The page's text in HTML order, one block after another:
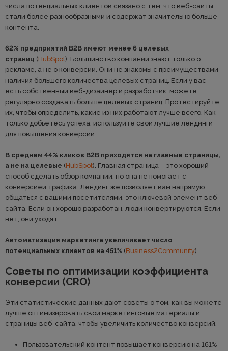
числа потенциальных клиентов связано с тем, что веб-сайты
стали более разнообразными и содержат значительно больше
контента.
62% предприятий B2B имеют менее 6 целевых
страниц (HubSpot). Большинство компаний знают только о
рекламе, а не о конверсии. Они не знакомы с преимуществами
наличия большего количества целевых страниц. Если у вас
есть собственный веб-дизайнер и разработчик, можете
регулярно создавать больше целевых страниц. Протестируйте
их, чтобы определить, какие из них работают лучше всего. Как
только добьетесь успеха, используйте свои лучшие лендинги
для повышения конверсии.
В среднем 44% кликов B2B приходятся на главные страницы,
а не на целевые (HubSpot). Главная страница – это хороший
способ сделать обзор компании, но она не помогает с
конверсией трафика. Лендинг же позволяет вам напрямую
общаться с вашими посетителями, это ключевой элемент веб-
сайта. Если он хорошо разработан, люди конвертируются. Если
нет, они уходят.
Автоматизация маркетинга увеличивает число
потенциальных клиентов на 451% (Business2Community).
Советы по оптимизации коэффициента
конверсии (CRO)
Эти статистические данных дают советы о том, как вы можете
лучше оптимизировать свои маркетинговые материалы и
страницы веб-сайта, чтобы увеличить количество конверсий.
Пользовательский контент повышает конверсию на 161%